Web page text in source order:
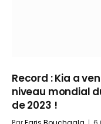
Record : Kia a
niveau mondial
de 2023 !